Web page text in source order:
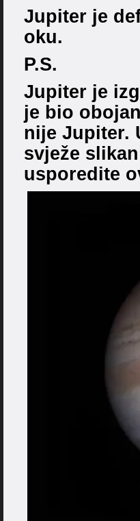
Jupiter je
oku.
P.S.
Jupiter je
je bio
nije Jupiter.
svježe
usporedite